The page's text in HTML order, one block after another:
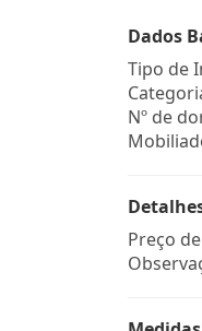
Dados
Tipo de
Nº de
Preço